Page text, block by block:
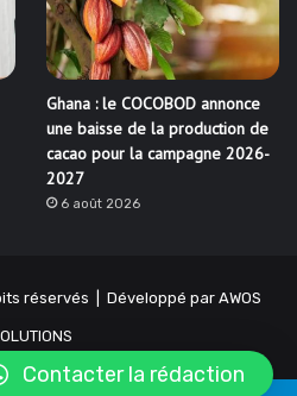
Ghana : le COCOBOD annonce
une baisse de la production de
cacao pour la campagne 2026-
2027
6 août 2026
réservés | Développé par AWOS
Contacter la rédaction